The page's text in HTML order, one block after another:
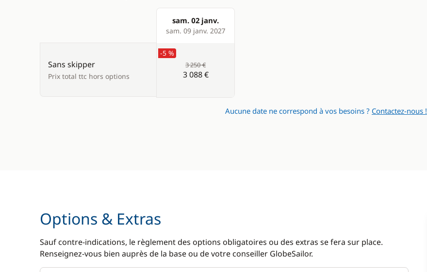
Products
sam. 02 janv.
sam. 09 janv. 2027
Sans skipper
Prix total ttc hors options
-5 %
3 250 €
3 088 €
Aucune date ne correspond à vos besoins ? Contactez-nous !
Options & Extras
Sauf contre-indications, le règlement des options obligatoires ou des extras se fera sur place.
Renseignez-vous bien auprès de la base ou de votre conseiller GlobeSailor.